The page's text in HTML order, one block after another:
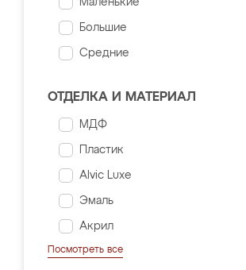
Маленькие
Большие
Средние
ОТДЕЛКА И МАТЕРИАЛ
МДФ
Пластик
Alvic Luxe
Эмаль
Акрил
Посмотреть все